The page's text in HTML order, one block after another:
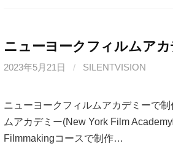
ニューヨークフィルムア
2023年5月21日 / SILENTVISION
ニューヨークフィルムアカデミーで
ムアカデミー(New York Film
Filmmakingコースで制作…